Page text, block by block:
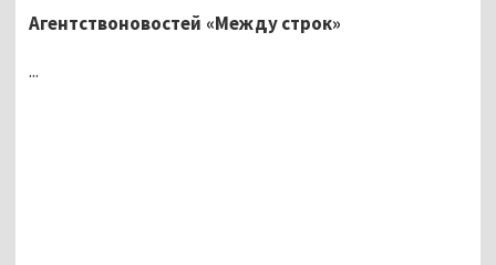
Агентствоновостей «Между строк»
...